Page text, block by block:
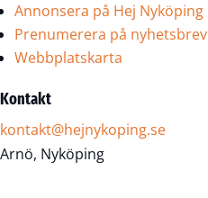
Annonsera på Hej Nyköping
Prenumerera på nyhetsbrev
Webbplatskarta
Kontakt
kontakt@hejnykoping.se
Arnö, Nyköping